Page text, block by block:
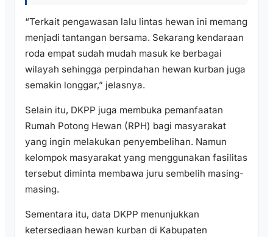
“Terkait pengawasan lalu lintas hewan ini memang
menjadi tantangan bersama. Sekarang kendaraan
roda empat sudah mudah masuk ke berbagai
wilayah sehingga perpindahan hewan kurban juga
semakin longgar,” jelasnya.
Selain itu, DKPP juga membuka pemanfaatan
Rumah Potong Hewan (RPH) bagi masyarakat
yang ingin melakukan penyembelihan. Namun
kelompok masyarakat yang menggunakan fasilitas
tersebut diminta membawa juru sembelih masing-
masing.
Sementara itu, data DKPP menunjukkan
ketersediaan hewan kurban di Kabupaten